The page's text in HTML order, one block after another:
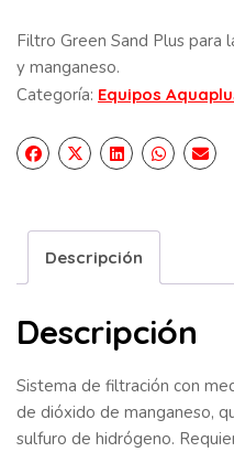
Filtro Green Sand Plus para
y manganeso.
Categoría: Equipos
Descripción
Descripción
Sistema de filtración con
de dióxido de manganeso,
sulfuro de hidrógeno.